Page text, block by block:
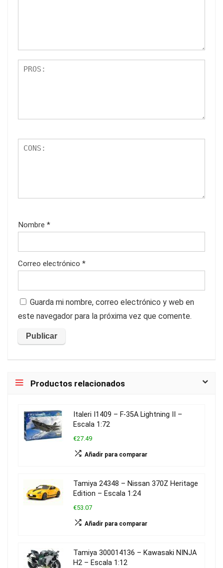
Nombre *
Correo electrónico *
Guarda mi nombre, correo electrónico y web en
este navegador para la próxima vez que comente.
Productos relacionados
Italeri I1409 – F-35A Lightning II –
Escala 1:72
€27.49
Añadir para comparar
Tamiya 24348 – Nissan 370Z Heritage
Edition – Escala 1:24
€53.07
Añadir para comparar
Tamiya 300014136 – Kawasaki NINJA
H2 – Escala 1:12